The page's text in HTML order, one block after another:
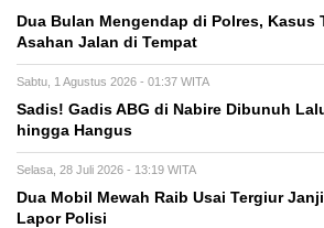
Dua Bulan Mengendap di Polres, Kasus
Asahan Jalan di Tempat
Sabtu, 1 Agustus 2026 - 01:37 WITA
Sadis! Gadis ABG di Nabire Dibunuh
hingga Hangus
Selasa, 28 Juli 2026 - 13:19 WITA
Dua Mobil Mewah Raib Usai Tergiur
Lapor Polisi